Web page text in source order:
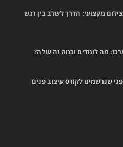
מקצועי: הדרך לשלב בין רגש
מה לומדים וכמה זה עולה?
שנרשמים לקורס עיצוב פנים